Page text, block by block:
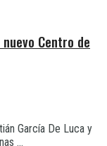
Centro de
García De Luca y
...